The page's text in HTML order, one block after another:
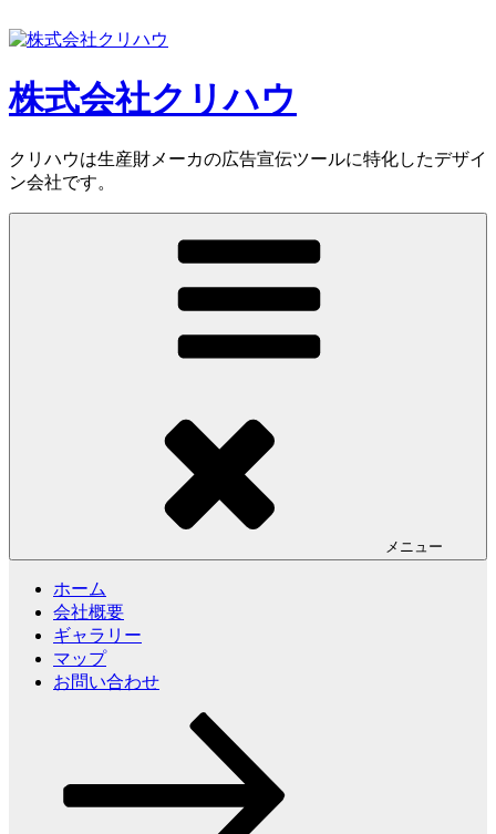
ン
ン
ツ
ス
キ
株式会社クリハウ
クリハウは生産財メーカの広告宣伝ツールに特化したデザイ
ン会社です。
メニュー
ホーム
会社概要
ギャラリー
マップ
お問い合わせ